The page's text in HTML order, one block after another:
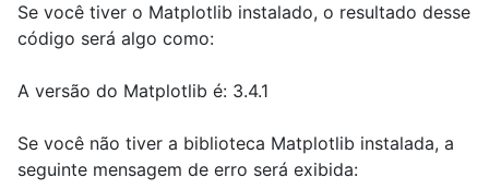
Se você tiver o Matplotlib instalado, o resultado desse
código será algo como:
A versão do Matplotlib é: 3.4.1
Se você não tiver a biblioteca Matplotlib instalada, a
seguinte mensagem de erro será exibida: